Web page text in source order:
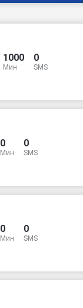
1000
Мин
0
SMS
0
Мин
0
SMS
0
Мин
0
SMS